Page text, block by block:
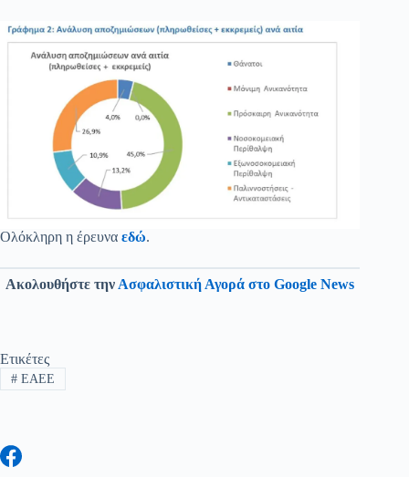
Ολόκληρη η έρευνα εδώ.
Ακολουθήστε τηνΑσφαλιστική Αγορά στο Google News
Ετικέτες
#ΕΑΕΕ